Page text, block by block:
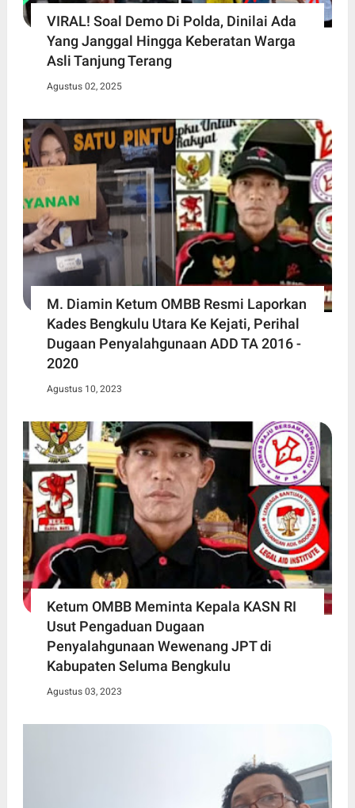
VIRAL! Soal Demo Di Polda, Dinilai Ada
Yang Janggal Hingga Keberatan Warga
Asli Tanjung Terang
Agustus 02, 2025
M. Diamin Ketum OMBB Resmi Laporkan
Kades Bengkulu Utara Ke Kejati, Perihal
Dugaan Penyalahgunaan ADD TA 2016 -
2020
Agustus 10, 2023
Ketum OMBB Meminta Kepala KASN RI
Usut Pengaduan Dugaan
Penyalahgunaan Wewenang JPT di
Kabupaten Seluma Bengkulu
Agustus 03, 2023